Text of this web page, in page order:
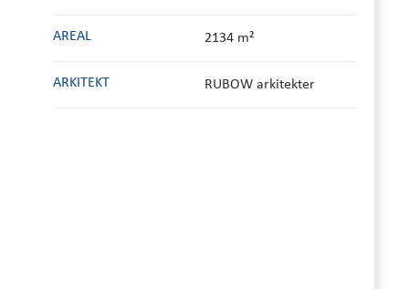
AREAL 2134 m²
ARKITEKT RUBOW arkitekter